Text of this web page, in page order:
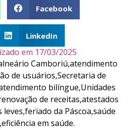
Facebook
LinkedIn
em 17/03/2025